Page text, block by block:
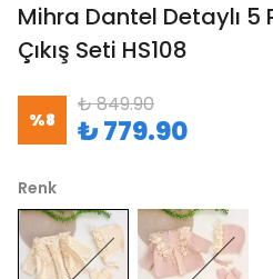
Mihra Dantel Detaylı
Çıkış Seti HS108
%8
₺ 849.90
₺ 779.90
Renk